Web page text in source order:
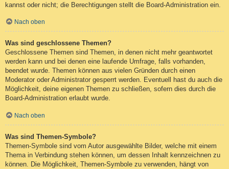
kannst oder nicht; die Berechtigungen stellt die Board-Administration ein.
Nach oben
Was sind geschlossene Themen?
Geschlossene Themen sind Themen, in denen nicht mehr geantwortet
werden kann und bei denen eine laufende Umfrage, falls vorhanden,
beendet wurde. Themen können aus vielen Gründen durch einen
Moderator oder Administrator gesperrt werden. Eventuell hast du auch die
Möglichkeit, deine eigenen Themen zu schließen, sofern dies durch die
Board-Administration erlaubt wurde.
Nach oben
Was sind Themen-Symbole?
Themen-Symbole sind vom Autor ausgewählte Bilder, welche mit einem
Thema in Verbindung stehen können, um dessen Inhalt kennzeichnen zu
können. Die Möglichkeit, Themen-Symbole zu verwenden, hängt von